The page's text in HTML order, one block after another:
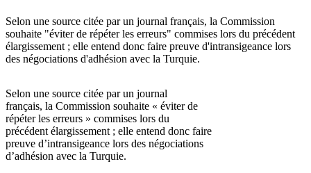
Selon une source citée par un journal français, la Commission
souhaite "éviter de répéter les erreurs" commises lors du précédent
élargissement ; elle entend donc faire preuve d'intransigeance lors
des négociations d'adhésion avec la Turquie.
Selon une source citée par un journal
français, la Commission souhaite « éviter de
répéter les erreurs » commises lors du
précédent élargissement ; elle entend donc faire
preuve d’intransigeance lors des négociations
d’adhésion avec la Turquie.